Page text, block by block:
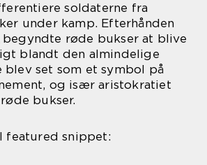
soldaterne fra
under kamp. Efterhånden
røde bukser at blive
blandt den almindelige
blev set som et symbol på
og især aristokratiet
bukser.
featured snippet: